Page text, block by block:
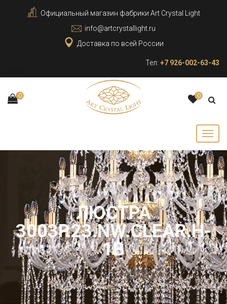
Официальный магазин фабрики Art Crystal Light
info@artcrystallight.ru
Доставка по всей России
Тел: +7 926-002-63-43
0 0
ЛЮСТРА
3003P.23.NW.CLEAR.H-
1B